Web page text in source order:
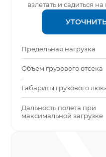
взлетать и садиться
Предельная нагрузка
Объем грузового отсека
Габариты грузового
Дальность полета при
максимальной загрузке